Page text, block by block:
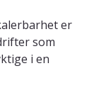
er
som
i en